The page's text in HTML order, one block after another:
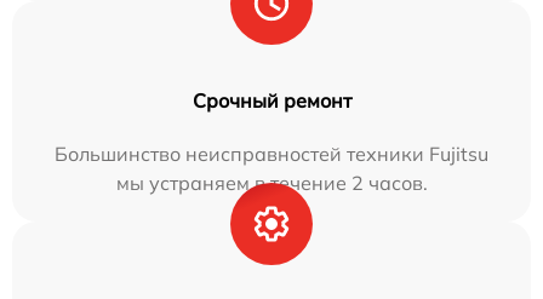
Срочный ремонт
Большинство неисправностей техники Fujitsu
мы устраняем в течение 2 часов.